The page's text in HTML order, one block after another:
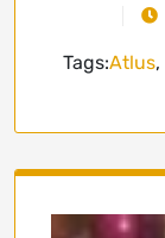
Tags:Atlus,